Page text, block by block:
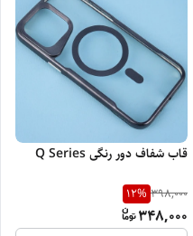
قاب شفاف دور رنگی Q Series
398,000
12%
348,000